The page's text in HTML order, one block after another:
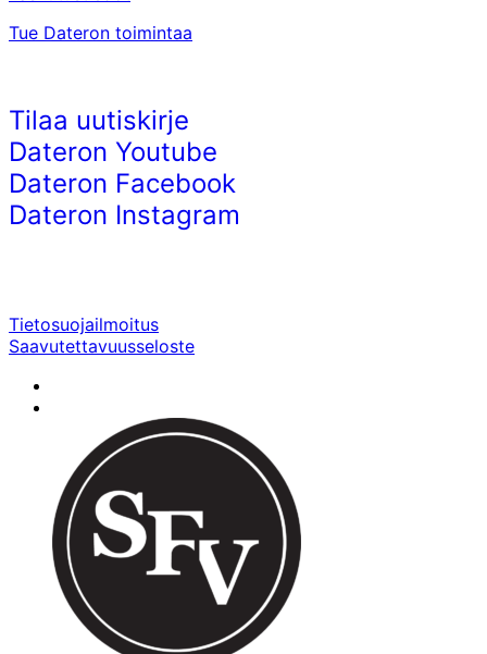
Tue Dateron toimintaa
Tilaa uutiskirje
Dateron Youtube
Dateron Facebook
Dateron Instagram
Tietosuojailmoitus
Saavutettavuusseloste